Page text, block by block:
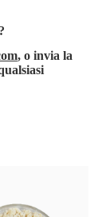
, o invia la